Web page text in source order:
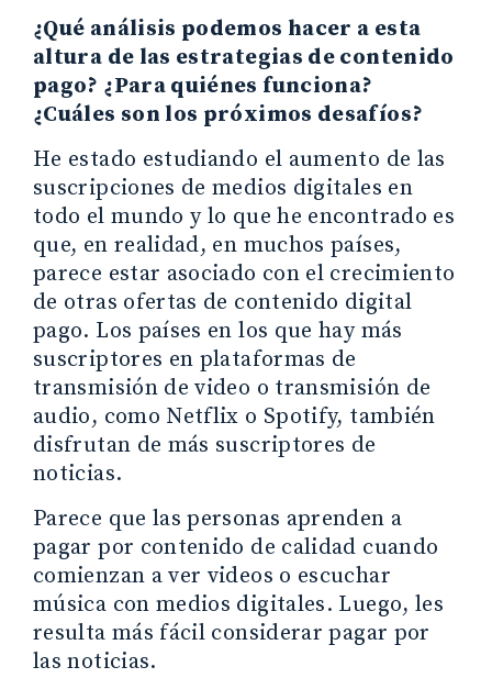
¿Qué análisis podemos hacer a esta
altura de las estrategias de contenido
pago? ¿Para quiénes funciona?
¿Cuáles son los próximos desafíos?
He estado estudiando el aumento de las
suscripciones de medios digitales en
todo el mundo y lo que he encontrado es
que, en realidad, en muchos países,
parece estar asociado con el crecimiento
de otras ofertas de contenido digital
pago. Los países en los que hay más
suscriptores en plataformas de
transmisión de video o transmisión de
audio, como Netflix o Spotify, también
disfrutan de más suscriptores de
noticias.
Parece que las personas aprenden a
pagar por contenido de calidad cuando
comienzan a ver videos o escuchar
música con medios digitales. Luego, les
resulta más fácil considerar pagar por
las noticias.